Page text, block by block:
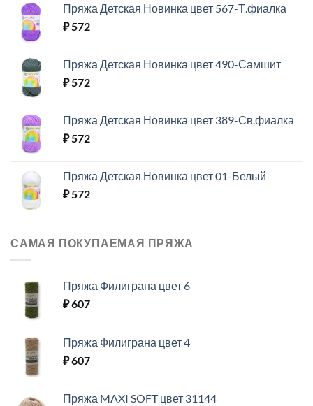
Пряжа Детская Новинка цвет 567-Т.фиалка
₽572
Пряжа Детская Новинка цвет 490-Самшит
₽572
Пряжа Детская Новинка цвет 389-Св.фиалка
₽572
Пряжа Детская Новинка цвет 01-Белый
₽572
САМАЯ ПОКУПАЕМАЯ ПРЯЖА
Пряжа Филиграна цвет 6
₽607
Пряжа Филиграна цвет 4
₽607
Пряжа MAXI SOFT цвет 31144